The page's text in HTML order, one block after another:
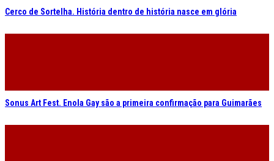
Cerco de Sortelha. História dentro de história nasce em glória
Sonus Art Fest. Enola Gay são a primeira confirmação para Guimarães